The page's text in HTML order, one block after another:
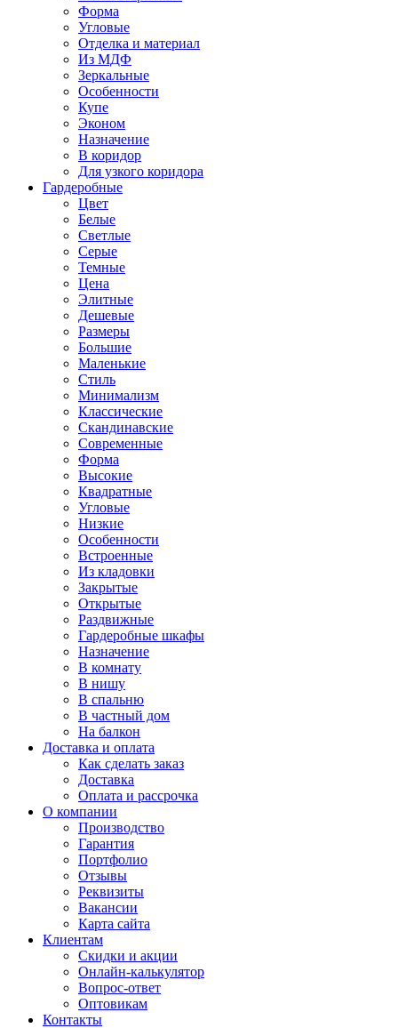
Форма
Угловые
Отделка и материал
Из МДФ
Зеркальные
Особенности
Купе
Эконом
Назначение
В коридор
Для узкого коридора
Гардеробные
Цвет
Белые
Светлые
Серые
Темные
Цена
Элитные
Дешевые
Размеры
Большие
Маленькие
Стиль
Минимализм
Классические
Скандинавские
Современные
Форма
Высокие
Квадратные
Угловые
Низкие
Особенности
Встроенные
Из кладовки
Закрытые
Открытые
Раздвижные
Гардеробные шкафы
Назначение
В комнату
В нишу
В спальню
В частный дом
На балкон
Доставка и оплата
Как сделать заказ
Доставка
Оплата и рассрочка
О компании
Производство
Гарантия
Портфолио
Отзывы
Реквизиты
Вакансии
Карта сайта
Клиентам
Скидки и акции
Онлайн-калькулятор
Вопрос-ответ
Оптовикам
Контакты